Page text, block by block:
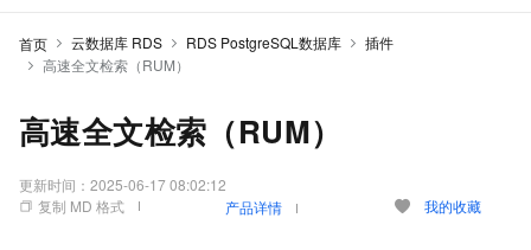
首页 云数据库 RDS RDS PostgreSQL数据库
插件
高速全文检索（RUM）
高速全文检索（RUM）
更新时间： 2025-06-17 08:02:12
复制 MD 格式
产品详情 我的收藏